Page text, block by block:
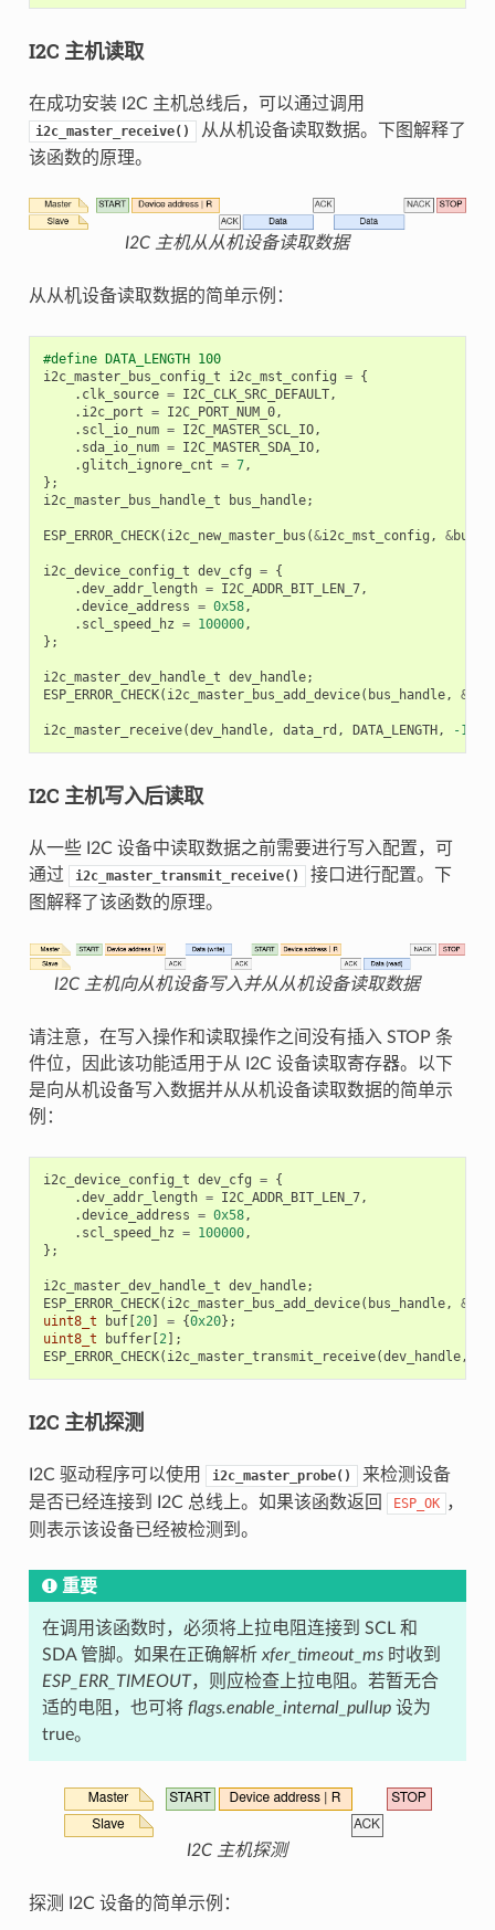
I2C 主机读取
在成功安装 I2C 主机总线后，可以通过调用
i2c_master_receive()
从从机设备读取数据。下图解释了
该函数的原理。
I2C 主机从从机设备读取数据
从从机设备读取数据的简单示例：
#define DATA_LENGTH 100
i2c_master_bus_config_t
i2c_mst_config = {
. clk_source = I2C_CLK_SRC_DEFAULT,
. i2c_port = I2C_PORT_NUM_0,
. scl_io_num = I2C_MASTER_SCL_IO,
. sda_io_num = I2C_MASTER_SDA_IO,
.glitch_ignore_cnt = 7,
};
i2c_master_bus_handle_t
bus_handle;
ESP_ERROR_CHECK( i2c_new_master_bus (&i2c_mst_config , &
i2c_device_config_t dev_cfg = {
.dev_addr_length = I2C_ADDR_BIT_LEN_7,
.device_address = 0x58,
. scl_speed_hz = 100000,
};
i2c_master_dev_handle_t dev_handle;
ESP_ERROR_CHECK( i2c_master_bus_add_device( bus_handle, &
i2c_master_receive(dev_handle, data_rd , DATA_LENGTH , -1
I2C 主机写入后读取
从一些 I2C 设备中读取数据之前需要进行写入配置，可
通过
i2c_master_transmit_receive()
接口进行配置。下
图解释了该函数的原理。
I2C 主机向从机设备写入并从从机设备读取数据
请注意，在写入操作和读取操作之间没有插入 STOP 条
件位，因此该功能适用于从 I2C 设备读取寄存器。以下
是向从机设备写入数据并从从机设备读取数据的简单示
例：
i2c_device_config_t dev_cfg = {
.dev_addr_length = I2C_ADDR_BIT_LEN_7,
.device_address = 0x58,
. scl_speed_hz = 100000,
};
i2c_master_dev_handle_t dev_handle;
ESP_ERROR_CHECK( i2c_master_bus_add_device( bus_handle, &
uint8_t
buf[ 20] = {0x20};
uint8_t
buffer[ 2];
ESP_ERROR_CHECK( i2c_master_transmit_receive(dev_handle,
I2C 主机探测
I2C 驱动程序可以使用 i2c_master_probe()
来检测设备
是否已经连接到 I2C 总线上。如果该函数返回
ESP_OK ，
则表示该设备已经被检测到。
重要
在调用该函数时，必须将上拉电阻连接到 SCL 和
SDA 管脚。如果在正确解析 xfer_timeout_ms时收到
ESP_ERR_TIMEOUT，则应检查上拉电阻。若暂无合
适的电阻，也可将 flags.enable_internal_pullup设为
true。
I2C 主机探测
探测 I2C 设备的简单示例：